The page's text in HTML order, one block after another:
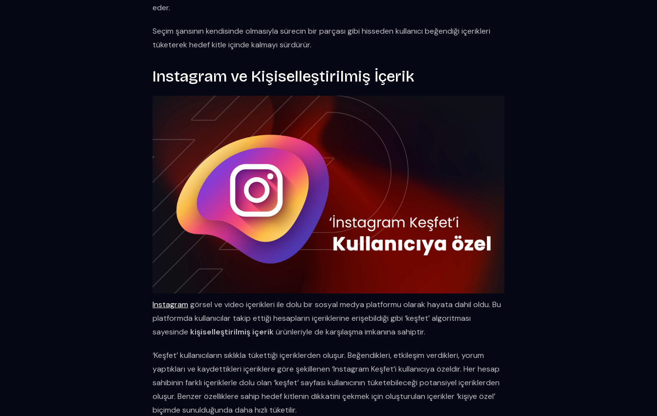
eder.
Seçim şansının kendisinde olmasıyla sürecin bir parçası gibi hisseden kullanıcı beğendiği içerikleri
tüketerek hedef kitle içinde kalmayı sürdürür.
Instagram ve Kişiselleştirilmiş İçerik
Instagram görsel ve video içerikleri ile dolu bir sosyal medya platformu olarak hayata dahil oldu. Bu
platformda kullanıcılar takip ettiği hesapların içeriklerine erişebildiği gibi ‘keşfet’ algoritması
sayesinde kişiselleştirilmiş içerikürünleriyle de karşılaşma imkanına sahiptir.
‘Keşfet’ kullanıcıların sıklıkla tükettiği içeriklerden oluşur. Beğendikleri, etkileşim verdikleri, yorum
yaptıkları ve kaydettikleri içeriklere göre şekillenen ‘Instagram Keşfet’i kullanıcıya özeldir. Her hesap
sahibinin farklı içeriklerle dolu olan ‘keşfet’ sayfası kullanıcının tüketebileceği potansiyel içeriklerden
oluşur. Benzer özelliklere sahip hedef kitlenin dikkatini çekmek için oluşturulan içerikler ‘kişiye özel’
biçimde sunulduğunda daha hızlı tüketilir.